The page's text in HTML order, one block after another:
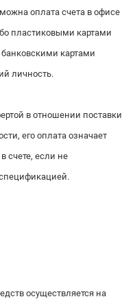
оплата счета в офисе
пластиковыми картами
картами
личность.
в отношении поставки
его оплата означает
счете, если не
осуществляется на